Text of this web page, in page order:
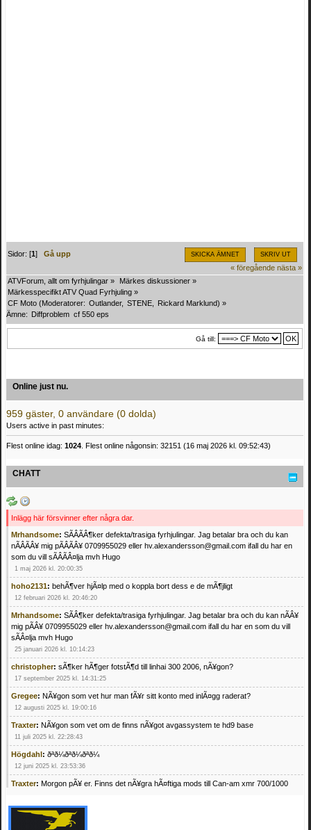
SKICKA ÄMNET SKRIV UT
Sidor: [1]Gå upp
« föregående nästa »
ATVForum, allt om fyrhjulingar » Märkes diskussioner »
Märkesspecifikt ATV Quad Fyrhjuling »
CF Moto (Moderatorer: Outlander, STENE Rickard Marklund) »
Ämne: Diffproblem  cf 550 eps
Gå till:
Online just nu.
959 gäster, 0 användare (0 dolda)
Users active in past minutes:
Flest online idag: 1024 . Flest online någonsin: 32151 (16 maj 2026 kl. 09:52:43)
CHATT
Inlägg här försvinner efter några dar.
Mrhandsome: SÃÂÃÂ¶ker defekta/trasiga fyrhjulingar. Jag betalar bra och du kan
nÃÂÃÂ¥ mig pÃÂÃÂ¥ 0709955029 eller hv.alexandersson@gmail.com ifall du har en
som du vill sÃÂÃÂ¤lja mvh Hugo
1 maj 2026 kl. 20:00:35
hoho2131: behÃ¶ver hjÃ¤lp med o koppla bort dess e de mÃ¶jligt
12 februari 2026 kl. 20:46:20
Mrhandsome: SÃÂ¶ker defekta/trasiga fyrhjulingar. Jag betalar bra och du kan nÃÂ¥
mig pÃÂ¥ 0709955029 eller hv.alexandersson@gmail.com ifall du har en som du vill
sÃÂ¤lja mvh Hugo
25 januari 2026 kl. 10:14:23
christopher: sÃ¶ker hÃ¶ger fotstÃ¶d till linhai 300 2006, nÃ¥gon?
17 september 2025 kl. 14:31:25
Gregee: NÃ¥gon som vet hur man fÃ¥r sitt konto med inlÃ¤gg raderat?
12 augusti 2025 kl. 19:00:16
Traxter: NÃ¥gon som vet om de finns nÃ¥got avgassystem te hd9 base
11 juli 2025 kl. 22:28:43
Högdahl: ðªð¼ðªð¼ðªð¼
12 juni 2025 kl. 23:53:36
Traxter: Morgon pÃ¥ er. Finns det nÃ¥gra hÃ¤ftiga mods till Can-am xmr 700/1000
Mrhandsome:SÃ¶ker defekta/trasiga fyrhjulingar. Jag betalar bra och du kan nÃ¥ mig
pÃ¥ 0709955029 eller hv.alexandersson@gmail.com ifall du har en som du vill sÃ¤lja